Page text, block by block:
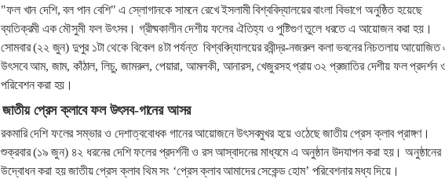
"ফল খান দেশি, বল পান বেশি" এ স্লোগানকে সামনে রেখে ইসলামী বিশ্ববিদ্যালয়ের বাংলা বিভাগে অনুষ্ঠিত হয়েছে
ব্যতিক্রমী এক মৌসুমী ফল উৎসব। গ্রীষ্মকালীন দেশীয় ফলের ঐতিহ্য ও পুষ্টিগুণ তুলে ধরতে এ আয়োজন করা হয়।
সোমবার (২২ জুন) দুপুর ১টা থেকে বিকেল ৪টা পর্যন্ত বিশ্ববিদ্যালয়ের রবীন্দ্র-নজরুল কলা ভবনের নিচতলায় আয়োজিত
উৎসবে আম, জাম, কাঁঠাল, লিচু, জামরুল, পেয়ারা, আমলকী, আনারস, খেজুরসহ প্রায় ৩২ প্রজাতির দেশীয় ফল প্রদর্শন
পরিবেশন করা হয়।
জাতীয় প্রেস ক্লাবে ফল উৎসব-গানের আসর
রকমারি দেশি ফলের সম্ভার ও দেশাত্ববোধক গানের আয়োজনে উৎসবমুখর হয়ে ওঠেছে জাতীয় প্রেস ক্লাব প্রাঙ্গণ।
শুক্রবার (১৯ জুন) ৪২ ধরনের দেশি ফলের প্রদর্শনী ও রস আস্বাদনের মাধ্যমে এ অনুষ্ঠান উদযাপন করা হয়। অনুষ্ঠানের
উদ্বোধন করা হয় জাতীয় প্রেস ক্লাব থিম সং ‘প্রেস ক্লাব আমাদের সেকেন্ড হোম’ পরিবেশনার মধ্য দিয়ে।